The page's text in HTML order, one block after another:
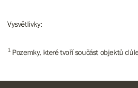
Vysvětlivky:
1Pozemky, které tvoří součást objektů